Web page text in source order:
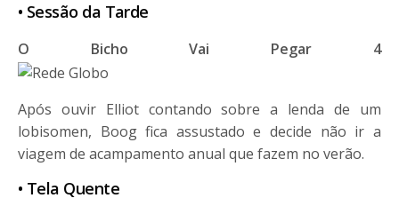
• Sessão da Tarde
O Bicho Vai Pegar 4
Após ouvir Elliot contando sobre a lenda de um
lobisomen, Boog fica assustado e decide não ir a
viagem de acampamento anual que fazem no verão.
• Tela Quente